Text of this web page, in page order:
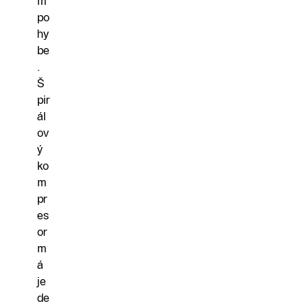
po
hy
be
.
Š
pir
ál
ov
ý
ko
m
pr
es
or
m
á
je
de